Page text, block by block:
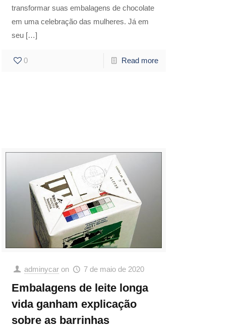
transformar suas embalagens de chocolate
em uma celebração das mulheres. Já em
seu […]
0 Read more
adminycar on 7 de maio de 2020
Embalagens de leite longa
vida ganham explicação
sobre as barrinhas